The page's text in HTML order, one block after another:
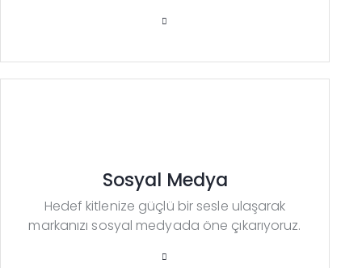
Sosyal Medya
Hedef kitlenize güçlü bir sesle ulaşarak
markanızı sosyal medyada öne çıkarıyoruz.